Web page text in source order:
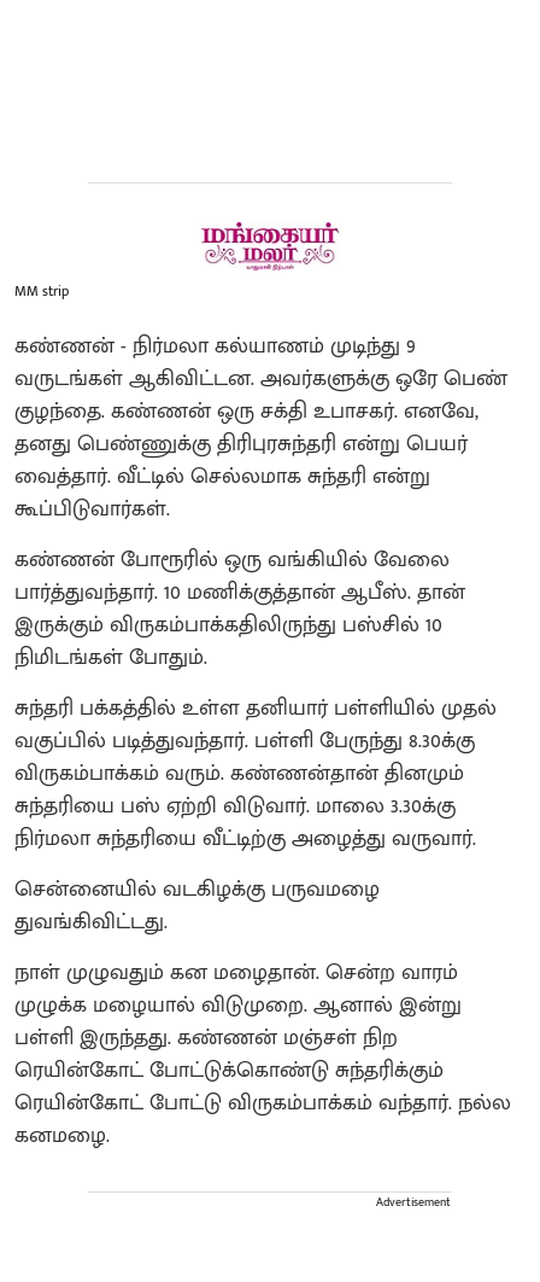
MM strip
கண்ணன் - நிர்மலா கல்யாணம் முடிந்து 9
வருடங்கள் ஆகிவிட்டன. அவர்களுக்கு ஒரே பெண்
குழந்தை. கண்ணன் ஒரு சக்தி உபாசகர். எனவே,
தனது பெண்ணுக்கு திரிபுரசுந்தரி என்று பெயர்
வைத்தார். வீட்டில் செல்லமாக சுந்தரி என்று
கூப்பிடுவார்கள்.
கண்ணன் போரூரில் ஒரு வங்கியில் வேலை
பார்த்துவந்தார். 10 மணிக்குத்தான் ஆபீஸ். தான்
இருக்கும் விருகம்பாக்கதிலிருந்து பஸ்சில் 10
நிமிடங்கள் போதும்.
சுந்தரி பக்கத்தில் உள்ள தனியார் பள்ளியில் முதல்
வகுப்பில் படித்துவந்தார். பள்ளி பேருந்து 8.30க்கு
விருகம்பாக்கம் வரும். கண்ணன்தான் தினமும்
சுந்தரியை பஸ் ஏற்றி விடுவார். மாலை 3.30க்கு
நிர்மலா சுந்தரியை வீட்டிற்கு அழைத்து வருவார்.
சென்னையில் வடகிழக்கு பருவமழை
துவங்கிவிட்டது.
நாள் முழுவதும் கன மழைதான். சென்ற வாரம்
முழுக்க மழையால் விடுமுறை. ஆனால் இன்று
பள்ளி இருந்தது. கண்ணன் மஞ்சள் நிற
ரெயின்கோட் போட்டுக்கொண்டு சுந்தரிக்கும்
ரெயின்கோட் போட்டு விருகம்பாக்கம் வந்தார். நல்ல
கனமழை.
Advertisement